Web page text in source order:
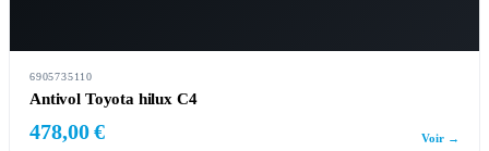
6905735110
Antivol Toyota hilux C4
478,00 € Voir →